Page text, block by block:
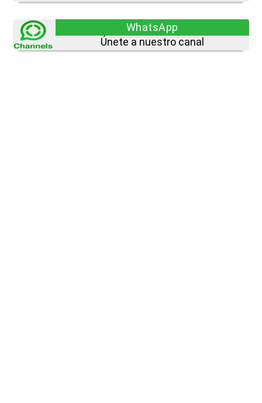
WhatsApp
Únete a nuestro canal